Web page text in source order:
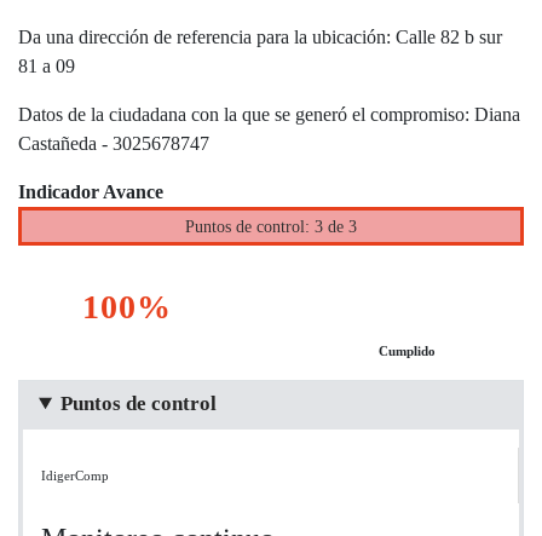
Da una dirección de referencia para la ubicación: Calle 82 b sur
81 a 09
Datos de la ciudadana con la que se generó el compromiso: Diana
Castañeda - 3025678747
Indicador Avance
Puntos de control: 3 de 3
100%
Cumplido
Puntos de control
IdigerComp